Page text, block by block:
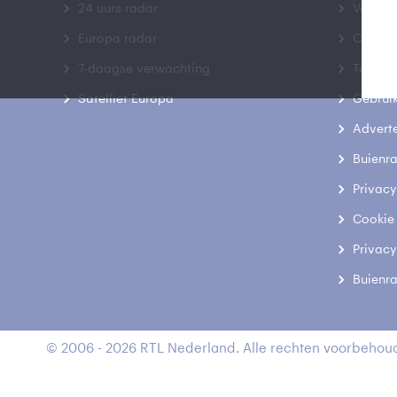
24 uurs radar
Europa radar
7-daagse verwachting
Satelliet Europa
Contact
© 2006 - 2026 RTL Nederland. Alle rechten